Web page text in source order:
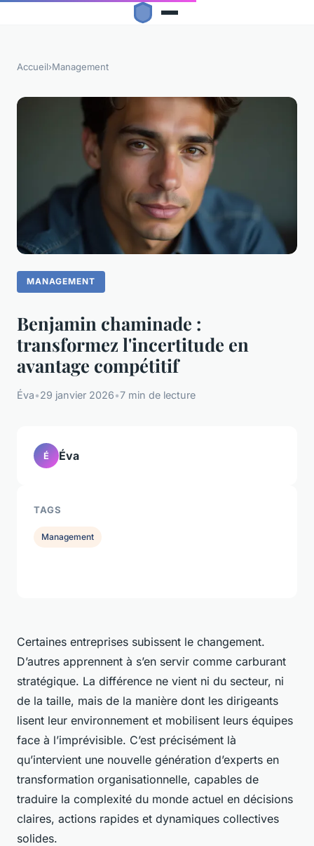
Accueil›Management
MANAGEMENT
Benjamin chaminade :
transformez l'incertitude en
avantage compétitif
Éva•29 janvier 2026•7 min de lecture
Certaines entreprises subissent le changement.
D’autres apprennent à s’en servir comme carburant
stratégique. La différence ne vient ni du secteur, ni
de la taille, mais de la manière dont les dirigeants
lisent leur environnement et mobilisent leurs équipes
face à l’imprévisible. C’est précisément là
qu’intervient une nouvelle génération d’experts en
transformation organisationnelle, capables de
traduire la complexité du monde actuel en décisions
claires, actions rapides et dynamiques collectives
solides.
É Éva
TAGS
Management